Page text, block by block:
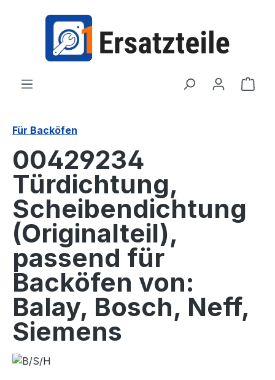
springen
Für Backöfen
00429234
Türdichtung,
Scheibendichtung
(Originalteil),
passend für
Backöfen von:
Balay, Bosch, Neff,
Siemens